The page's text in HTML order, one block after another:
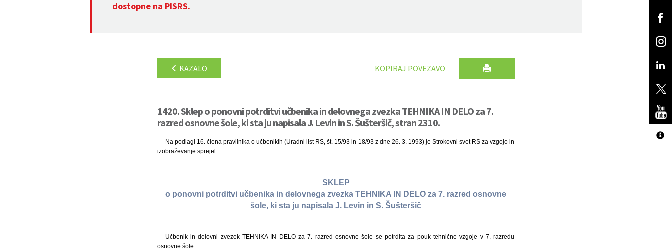
dostopne na PISRS.
KAZALO KOPIRAJ POVEZAVO
1420. Sklep o ponovni potrditvi učbenika in delovnega zvezka TEHNIKA IN DELO za 7.
razred osnovne šole, ki sta ju napisala J. Levin in S. Šušteršič, stran 2310.
Na podlagi 16. člena pravilnika o učbenikih (Uradni list RS, št. 15/93 in 18/93 z dne 26. 3. 1993) je Strokovni svet RS za vzgojo in
izobraževanje sprejel
SKLEP
o ponovni potrditvi učbenika in delovnega zvezka TEHNIKA IN DELO za 7. razred osnovne
šole, ki sta ju napisala J. Levin in S. Šušteršič
Učbenik in delovni zvezek TEHNIKA IN DELO za 7. razred osnovne šole se potrdita za pouk tehnične vzgoje v 7. razredu
osnovne šole.